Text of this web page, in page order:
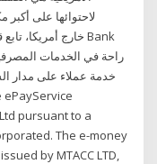
لاحتوائها على
pursuant to a
The e-money
by MTACC LTD,